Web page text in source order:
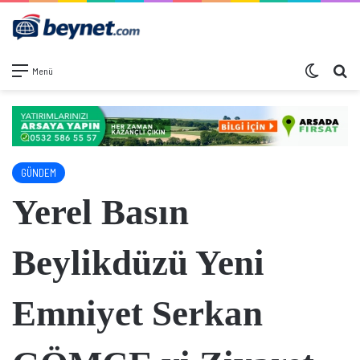
Menü Dış
GÜNDEM
Yerel Basın
Beylikdüzü Yeni
Emniyet Serkan